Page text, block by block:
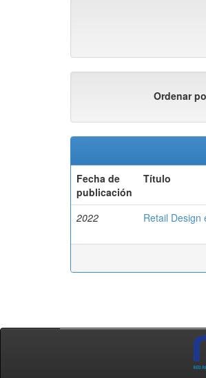
Ordenar
Fecha de
publicación
Título
2022 Retail Design